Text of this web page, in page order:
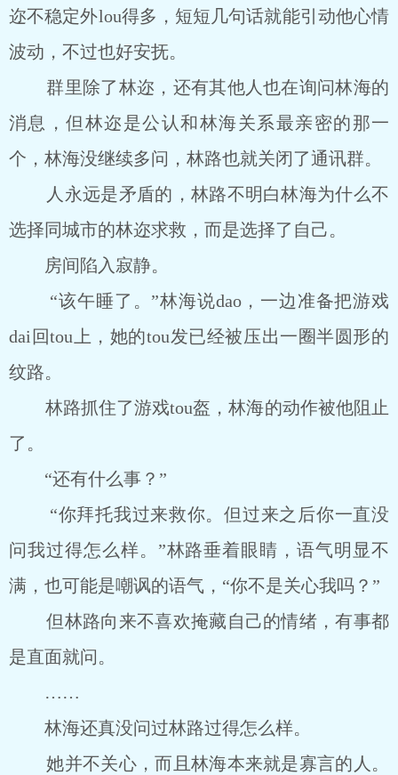
迩不稳定外lou得多，短短几句话就能引动他心情
波动，不过也好安抚。
群里除了林迩，还有其他人也在询问林海的
消息，但林迩是公认和林海关系最亲密的那一
个，林海没继续多问，林路也就关闭了通讯群。
人永远是矛盾的，林路不明白林海为什么不
选择同城市的林迩求救，而是选择了自己。
房间陷入寂静。
“该午睡了。”林海说dao，一边准备把游戏
dai回tou上，她的tou发已经被压出一圈半圆形的
纹路。
林路抓住了游戏tou盔，林海的动作被他阻止
了。
“还有什么事？”
“你拜托我过来救你。但过来之后你一直没
问我过得怎么样。”林路垂着眼睛，语气明显不
满，也可能是嘲讽的语气，“你不是关心我吗？”
但林路向来不喜欢掩藏自己的情绪，有事都
是直面就问。
……
林海还真没问过林路过得怎么样。
她并不关心，而且林海本来就是寡言的人。